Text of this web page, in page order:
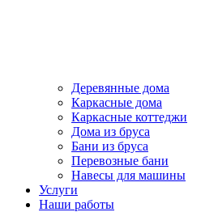
Деревянные дома
Каркасные дома
Каркасные коттеджи
Дома из бруса
Бани из бруса
Перевозные бани
Навесы для машины
Услуги
Наши работы